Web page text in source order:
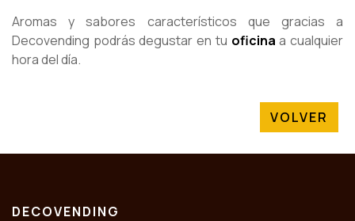
Aromas y sabores característicos que gracias a
Decovending podrás degustar en tu oficina a cualquier
hora del día.
VOLVER
DECOVENDING